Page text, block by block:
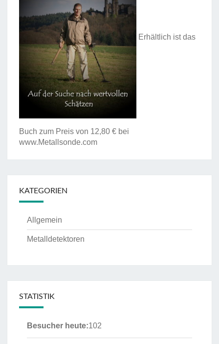
Erhältlich ist das
Buch zum Preis von 12,80 € bei
www.Metallsonde.com
KATEGORIEN
Allgemein
Metalldetektoren
STATISTIK
Besucher heute:102